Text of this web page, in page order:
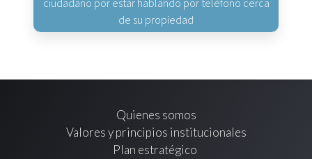
ciudadano por estar hablando por teléfono cerca
de su propiedad
Quienes somos
Valores y principios institucionales
Plan estratégico